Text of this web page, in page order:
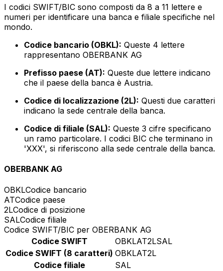
I codici SWIFT/BIC sono composti da 8 a 11 lettere e
numeri per identificare una banca e filiale specifiche nel
mondo.
Codice bancario (OBKL): Queste 4 lettere
rappresentano OBERBANK AG
Prefisso paese (AT): Queste due lettere indicano
che il paese della banca è Austria.
Codice di localizzazione (2L): Questi due caratteri
indicano la sede centrale della banca.
Codice di filiale (SAL): Queste 3 cifre specificano
un ramo particolare. I codici BIC che terminano in
'XXX', si riferiscono alla sede centrale della banca.
OBERBANK AG
OBKLCodice bancario
ATCodice paese
2LCodice di posizione
SALCodice filiale
Codice SWIFT/BIC per OBERBANK AG
Codice SWIFT
OBKLAT2LSAL
Codice SWIFT (8 caratteri) OBKLAT2L
Codice filiale
SAL